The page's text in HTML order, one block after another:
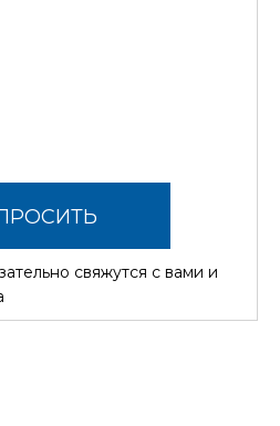
свяжутся с вами и